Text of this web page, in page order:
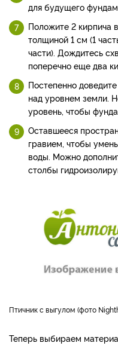
для будущего
Положите 2 кирпича
толщиной 1 см (1
части). Дождитесь
поперечно еще два
Постепенно
над уровнем земли.
уровень, чтобы
Оставшееся
гравием, чтобы
воды. Можно
столбы
Птичник с выгулом (фото
Теперь выбираем